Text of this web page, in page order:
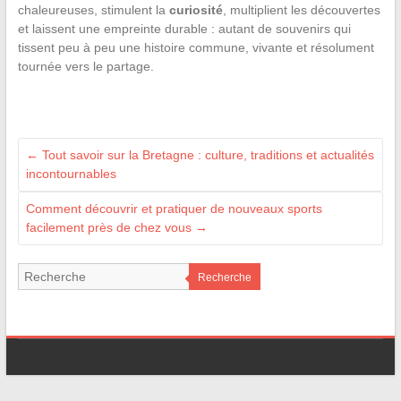
chaleureuses, stimulent la curiosité, multiplient les découvertes
et laissent une empreinte durable : autant de souvenirs qui
tissent peu à peu une histoire commune, vivante et résolument
tournée vers le partage.
← Tout savoir sur la Bretagne : culture, traditions et actualités
incontournables
Comment découvrir et pratiquer de nouveaux sports
facilement près de chez vous →
Recherche